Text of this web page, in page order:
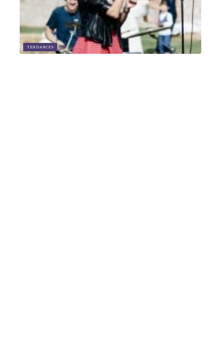
TENDANCES